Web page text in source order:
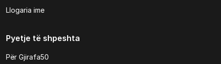
Llogaria ime
Pyetje të shpeshta
Për Gjirafa50